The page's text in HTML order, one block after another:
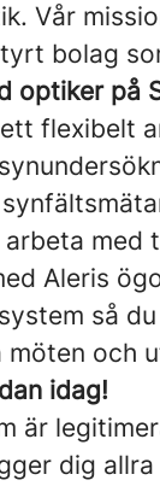
Vår
bolag
optiker på
flexibelt
med
Aleris
så
möten och
idag!
är
dig